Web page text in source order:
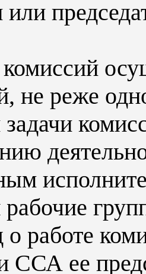
не реже
рабочие
работе
ССА ее